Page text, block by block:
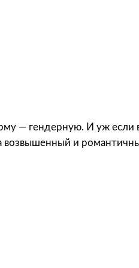
— гендерную. И уж если
возвышенный и